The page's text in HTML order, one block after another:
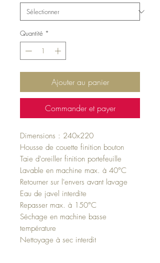
Quantité *
Ajouter au panier
Commander et payer
Dimensions : 240x220
Housse de couette finition bouton
Taie d'oreiller finition portefeuille
Lavable en machine max. à 40°C
Retourner sur l'envers avant lavage
Eau de javel interdite
Repasser max. à 150°C
Séchage en machine basse
température
Nettoyage à sec interdit